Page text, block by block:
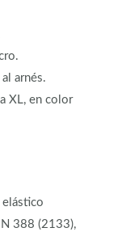
arnés.
XL, en color
388 (2133),